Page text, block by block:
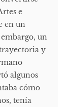
e
en un
un
y
algunos
cómo
tenía